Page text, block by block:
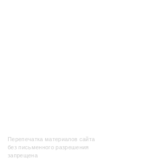
Перепечатка материалов сайта
без письменного разрешения
запрещена